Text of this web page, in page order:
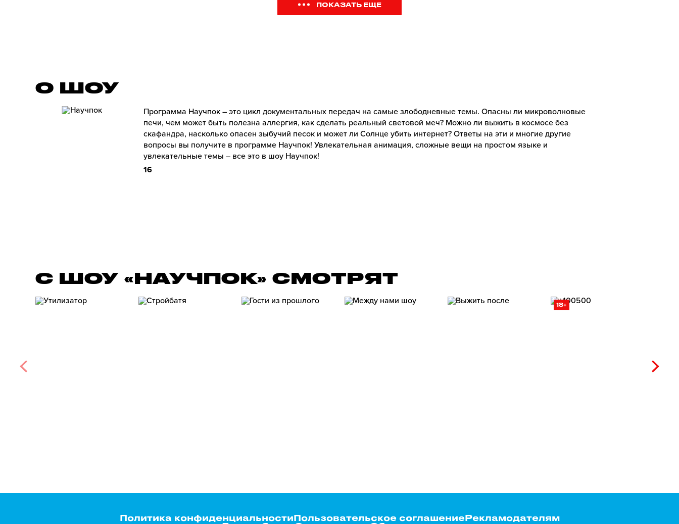
ПОКАЗАТЬ ЕЩЕ
О ШОУ
Программа Научпок – это цикл документальных передач на самые злободневные темы. Опасны ли микроволновые
печи, чем может быть полезна аллергия, как сделать реальный световой меч? Можно ли выжить в космосе без
скафандра, насколько опасен зыбучий песок и может ли Солнце убить интернет? Ответы на эти и многие другие
вопросы вы получите в программе Научпок! Увлекательная анимация, сложные вещи на простом языке и
увлекательные темы – все это в шоу Научпок!
16
С ШОУ «НАУЧПОК» СМОТРЯТ
18+
Политика конфиденциальностиПользовательское соглашениеРекламодателям